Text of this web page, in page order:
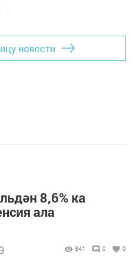
новости
8,6% ка
ала
841 0 0